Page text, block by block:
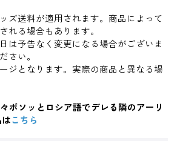
ズ送料が適用されます。商品によって
れる場合もあります。
は予告なく変更になる場合がございま
さい。
ジとなります。実際の商品と異なる場
ボソッとロシア語でデレる隣のアーリ
こちら